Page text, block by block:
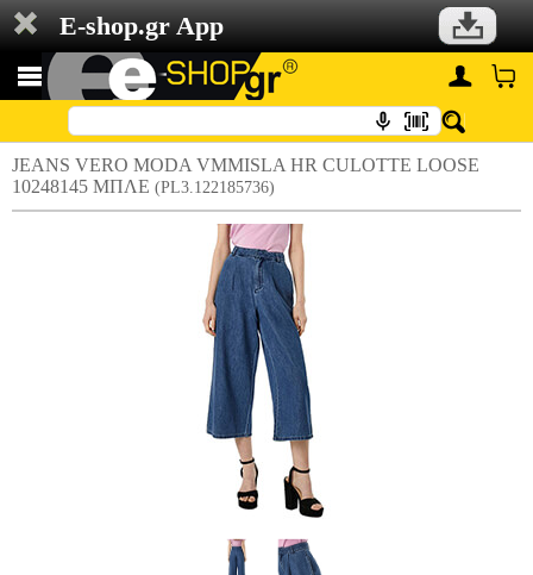
E-shop.gr App
JEANS VERO MODA VMMISLA HR CULOTTE LOOSE
10248145 ΜΠΛΕ (PL3.122185736)